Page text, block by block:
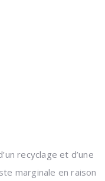
recyclage et d’une
marginale en raison